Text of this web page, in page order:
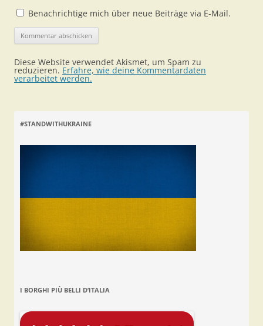
Benachrichtige mich über neue Beiträge via E-Mail.
Diese Website verwendet Akismet, um Spam zu
reduzieren. Erfahre, wie deine Kommentardaten
verarbeitet werden.
#STANDWITHUKRAINE
I BORGHI PIÙ BELLI D’ITALIA